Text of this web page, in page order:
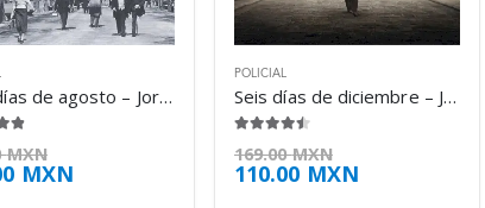
Tres días de agosto – Jordi Sierra i Fabra
MXN
MXN
POLICIAL
Seis días de diciembre – Jordi Sierra i Fabra
169.00MXN
110.00 MXN